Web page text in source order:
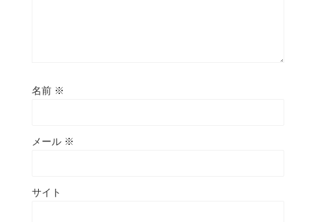
名前 ※
メール ※
サイト